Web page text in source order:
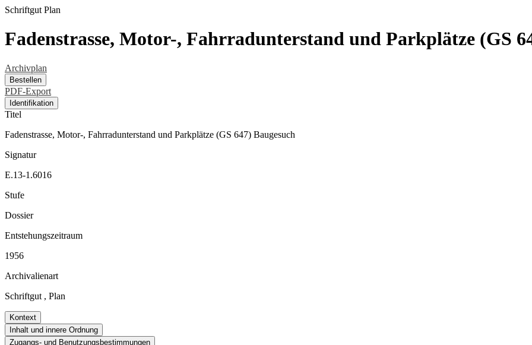
Schriftgut Plan
Fadenstrasse, Motor-, Fahrradunterstand und Parkplätze (GS
Archivplan
Bestellen
PDF-Export
Identifikation
Titel
Fadenstrasse, Motor-, Fahrradunterstand und Parkplätze (GS 647) Baugesuch
Signatur
E.13-1.6016
Stufe
Dossier
Entstehungszeitraum
1956
Archivalienart
Schriftgut , Plan
Kontext
Inhalt und innere Ordnung
Zugangs- und Benutzungsbestimmungen